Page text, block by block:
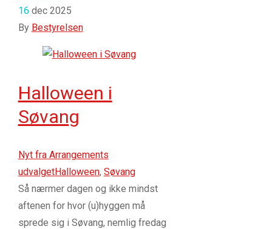
16 dec 2025
By Bestyrelsen
Halloween i
Søvang
Nyt fra Arrangements
udvalgetHalloween, Søvang
Så nærmer dagen og ikke mindst
aftenen for hvor (u)hyggen må
sprede sig i Søvang, nemlig fredag